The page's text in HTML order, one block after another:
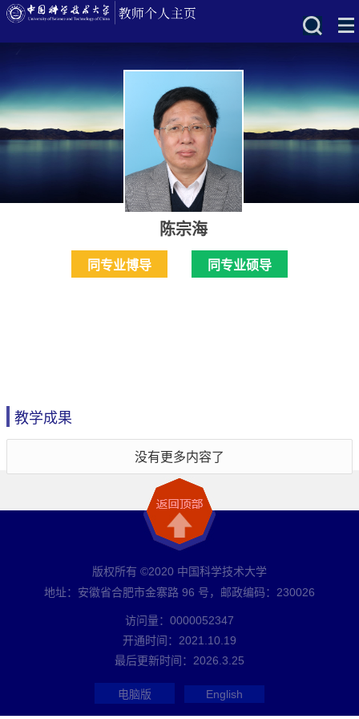
陈宗海
同专业博导 同专业硕导
教学成果
没有更多内容了
版权所有 ©2020 中国科学技术大学
地址：安徽省合肥市金寨路 96 号，邮政编码：230026
访问量： 0000052347
开通时间： 2021 10 19
最后更新时间： 2026 3 25
电脑版 English